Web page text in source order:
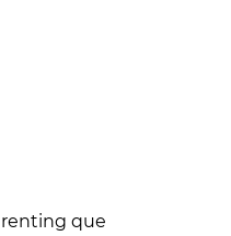
renting que